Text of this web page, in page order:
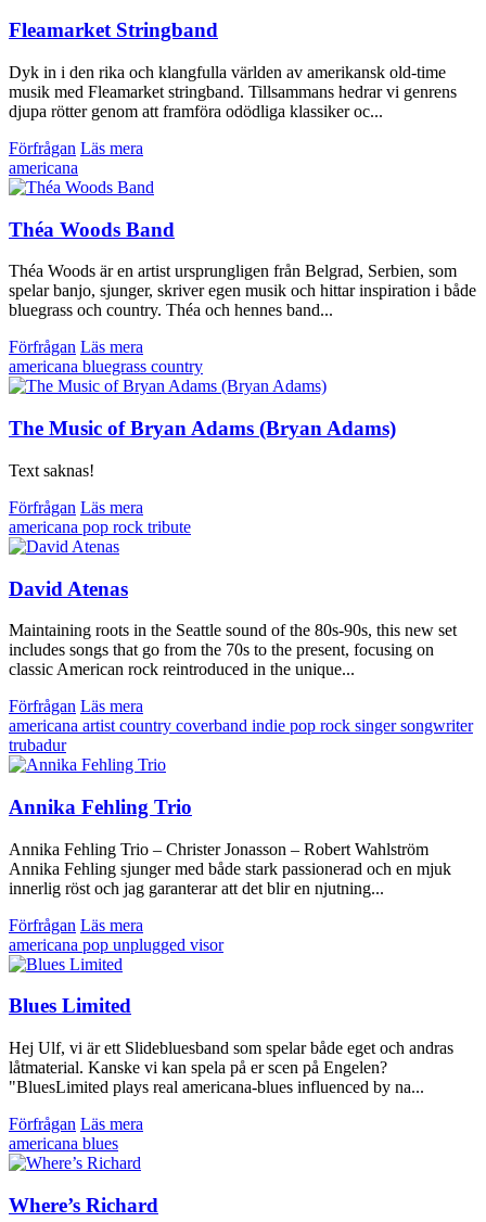
Fleamarket Stringband
Dyk in i den rika och klangfulla världen av amerikansk old-time
musik med Fleamarket stringband. Tillsammans hedrar vi genrens
djupa rötter genom att framföra odödliga klassiker oc...
Förfrågan Läs mera
americana
Théa Woods Band
Théa Woods är en artist ursprungligen från Belgrad, Serbien, som
spelar banjo, sjunger, skriver egen musik och hittar inspiration i både
bluegrass och country. Théa och hennes band...
Förfrågan Läs mera
americana bluegrass country
The Music of Bryan Adams (Bryan Adams)
Text saknas!
Förfrågan Läs mera
americana pop rock tribute
David Atenas
Maintaining roots in the Seattle sound of the 80s-90s, this new set
includes songs that go from the 70s to the present, focusing on
classic American rock reintroduced in the unique...
Förfrågan Läs mera
americana artist country coverband indie pop rock singer songwriter
trubadur
Annika Fehling Trio
Annika Fehling Trio – Christer Jonasson – Robert Wahlström
Annika Fehling sjunger med både stark passionerad och en mjuk
innerlig röst och jag garanterar att det blir en njutning...
Förfrågan Läs mera
americana pop unplugged visor
Blues Limited
Hej Ulf, vi är ett Slidebluesband som spelar både eget och andras
låtmaterial. Kanske vi kan spela på er scen på Engelen?
"BluesLimited plays real americana-blues influenced by na...
Förfrågan Läs mera
americana blues
Where’s Richard